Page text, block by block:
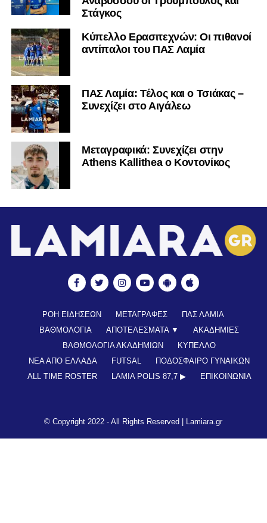
Στάγκος
Κύπελλο Ερασιτεχνών: Οι πιθανοί
αντίπαλοι του ΠΑΣ Λαμία
ΠΑΣ Λαμία: Τέλος και ο Τσιάκας –
Συνεχίζει στο Αιγάλεω
Mεταγραφικά: Συνεχίζει στην
Athens Kallithea ο Κοντονίκος
ΡΟΗ ΕΙΔΗΣΕΩΝ ΜΕΤΑΓΡΑΦΕΣ
ΠΑΣ ΛΑΜΙΑ
ΒΑΘΜΟΛΟΓΙΑ
ΑΠΟΤΕΛΕΣΜΑΤΑ ▼
ΑΚΑΔΗΜΙΕΣ
ΒΑΘΜΟΛΟΓΙΑ ΑΚΑΔΗΜΙΩΝ
ΚΥΠΕΛΛΟ
ΝΕΑ ΑΠΟ ΕΛΛΑΔΑ
FUTSAL
ΠΟΔΟΣΦΑΙΡΟ ΓΥΝΑΙΚΩΝ
ALL TIME ROSTER
LAMIA POLIS 87,7 ▶︎ ΕΠΙΚΟΙΝΩΝΊΑ
© Copyright 2022 - All Rights Reserved | Lamiara.gr